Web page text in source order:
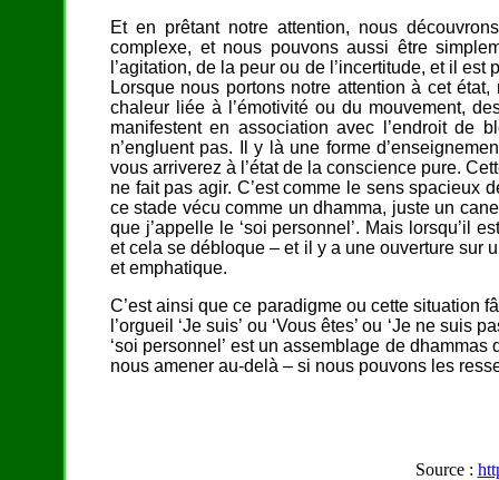
Et en prêtant notre attention, nous
complexe, et nous pouvons aussi être
l’agitation, de la peur ou de l’incertitude, et il
Lorsque nous portons notre attention à cet
chaleur liée à l’émotivité ou du mouvement,
manifestent en association avec l’endroit de
n’engluent pas. Il y là une forme
vous arriverez à l’état de la conscience pure.
ne fait pas agir. C’est comme le sens spacieux
ce stade vécu comme un dhamma, juste un
que j’appelle le ‘soi personnel’. Mais lorsqu’il
et cela se débloque – et il y a une ouverture sur
et emphatique.
C’est ainsi que ce paradigme ou cette situation
l’orgueil ‘Je suis’ ou ‘Vous êtes’ ou ‘Je ne
‘soi personnel’ est un assemblage de
nous amener au-delà – si nous pouvons les
Source :